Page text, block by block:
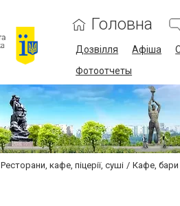
Головна
Дозвілля Афіша
Фотоотчеты
Ресторани, кафе, піцерії, суші Кафе, бари